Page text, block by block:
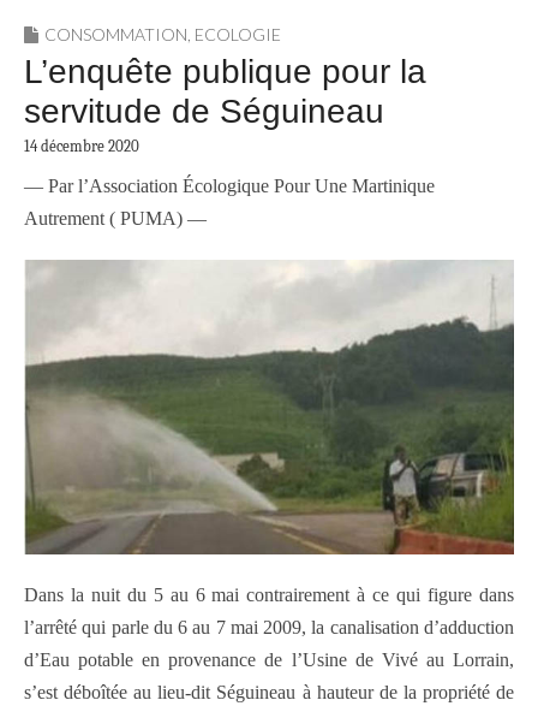
CONSOMMATION ECOLOGIE
L’enquête publique pour la
servitude de Séguineau
14 décembre 2020
— Par l’Association Écologique Pour Une Martinique
Autrement ( PUMA) —
Dans la nuit du 5 au 6 mai contrairement à ce qui figure dans
l’arrêté qui parle du 6 au 7 mai 2009, la canalisation d’adduction
d’Eau potable en provenance de l’Usine de Vivé au Lorrain,
s’est déboîtée au lieu-dit Séguineau à hauteur de la propriété de